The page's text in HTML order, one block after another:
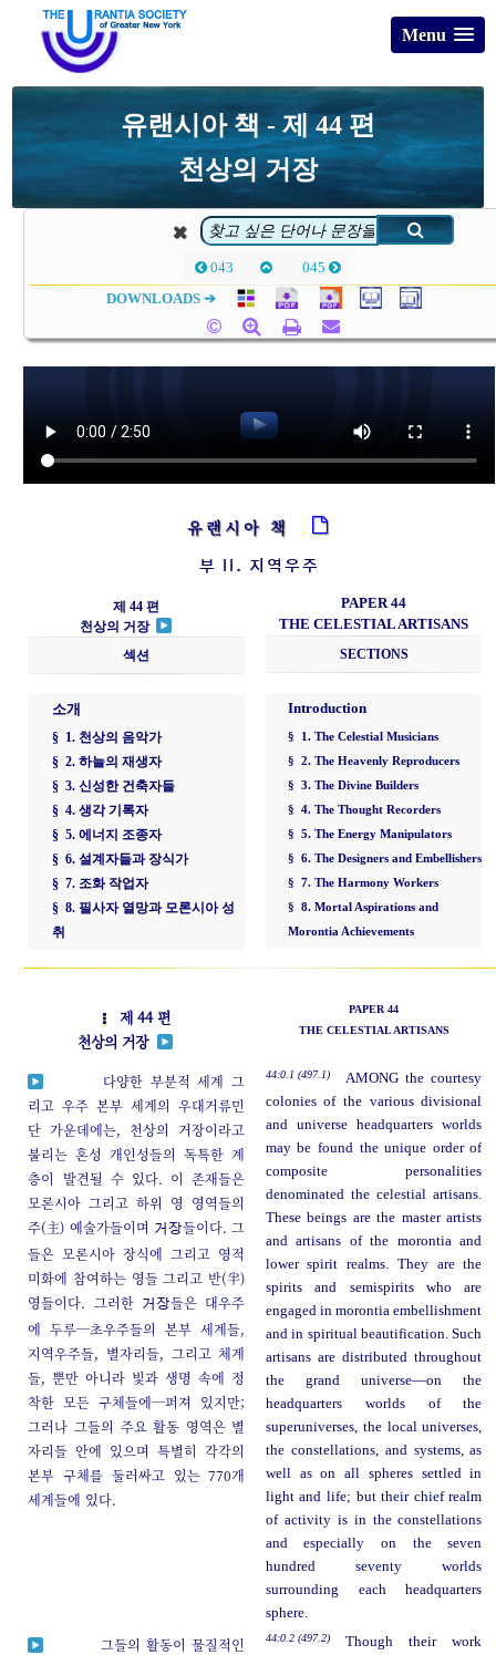
Menu
유랜시아 책 - 제 44 편
천상의 거장
043 045
DOWNLOADS ➔
유랜시아 책
부 II. 지역우주
제 44 편
천상의 거장
섹션
소개
§ 1. 천상의 음악가
§ 2. 하늘의 재생자
§ 3. 신성한 건축자들
§ 4. 생각 기록자
§ 5. 에너지 조종자
§ 6. 설계자들과 장식가
§ 7. 조화 작업자
§ 8. 필사자 열망과 모론시아 성
취
PAPER 44
THE CELESTIAL ARTISANS
SECTIONS
Introduction
§ 1. The Celestial Musicians
§ 2. The Heavenly Reproducers
§ 3. The Divine Builders
§ 4. The Thought Recorders
§ 5. The Energy Manipulators
§ 6. The Designers and Embellishers
§ 7. The Harmony Workers
§ 8. Mortal Aspirations and
Morontia Achievements
제 44 편
천상의 거장
PAPER 44
THE CELESTIAL ARTISANS
다양한 부분적 세계 그
리고 우주 본부 세계의 우대거류민
단 가운데에는, 천상의 거장이라고
불리는 혼성 개인성들의 독특한 계
층이 발견될 수 있다. 이 존재들은
모론시아 그리고 하위 영 영역들의
주(主) 예술가들이며 거장들이다. 그
들은 모론시아 장식에 그리고 영적
미화에 참여하는 영들 그리고 반(半)
영들이다. 그러한
거장들은 대우주
에 두루─초우주들의 본부 세계들,
지역우주들, 별자리들, 그리고 체계
들, 뿐만 아니라 빛과 생명 속에 정
착한 모든 구체들에─퍼져 있지만;
그러나 그들의 주요 활동 영역은 별
자리들 안에 있으며 특별히 각각의
본부 구체를 둘러싸고 있는 770개
세계들에 있다.
44:0.1 (497.1)
AMONG the courtesy
colonies of the various divisional
and universe headquarters worlds
may be found the unique order of
composite personalities
denominated the celestial artisans.
These beings are the master artists
and artisans of the morontia and
lower spirit realms. They are the
spirits and semispirits who are
engaged in morontia embellishment
and in spiritual beautification. Such
artisans are distributed throughout
the grand universe—on the
headquarters worlds of the
superuniverses, the local universes,
the constellations, and systems, as
well as on all spheres settled in
light and life; but their chief realm
of activity is in the constellations
and especially on the seven
hundred seventy worlds
surrounding each headquarters
sphere.
그들의 활동이 물질적인
44:0.2 (497.2)
Though their work